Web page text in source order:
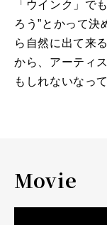
「ウインク」で
ろう”とかって決
ら自然に出て来
から、アーティ
もしれないなっ
Movie